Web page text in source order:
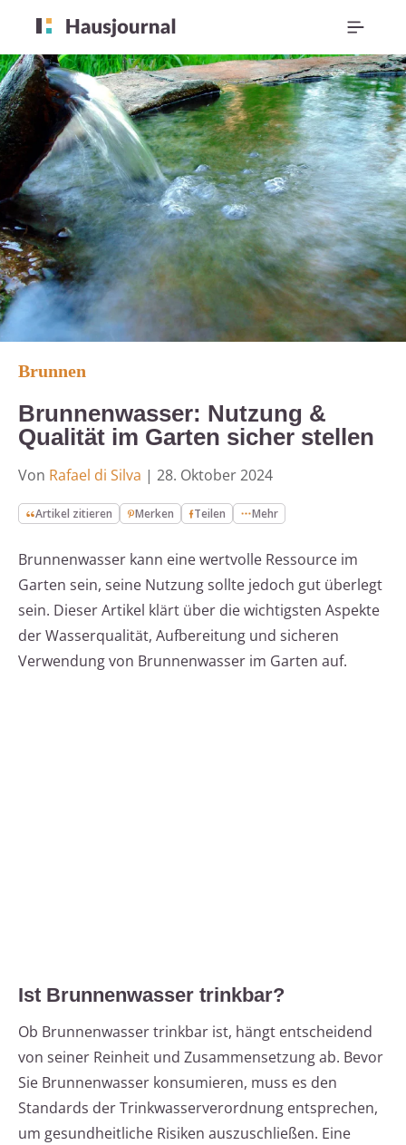
Brunnen
Brunnenwasser: Nutzung &
Qualität im Garten sicher stellen
Von Rafael di Silva | 28. Oktober 2024
Artikel zitieren Merken Teilen Mehr
Brunnenwasser kann eine wertvolle Ressource im
Garten sein, seine Nutzung sollte jedoch gut überlegt
sein. Dieser Artikel klärt über die wichtigsten Aspekte
der Wasserqualität, Aufbereitung und sicheren
Verwendung von Brunnenwasser im Garten auf.
Ist Brunnenwasser trinkbar?
Ob Brunnenwasser trinkbar ist, hängt entscheidend
von seiner Reinheit und Zusammensetzung ab. Bevor
Sie Brunnenwasser konsumieren, muss es den
Standards der Trinkwasserverordnung entsprechen,
um gesundheitliche Risiken auszuschließen. Eine